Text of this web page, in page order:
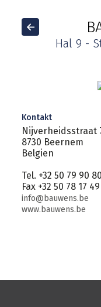
Hal 9 -
Kontakt
Nijverheidsstraat
8730 Beernem
Belgien
Tel. +32 50 79 90 80
Fax +32 50 78 17 49
info@bauwens.be
www.bauwens.be